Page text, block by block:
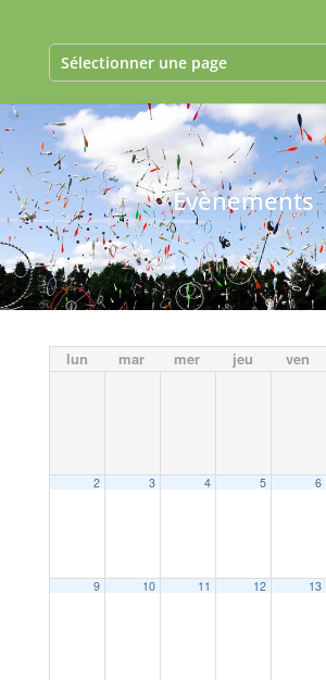
Sélectionner une page
Evènements
lun mar mer jeu ven
2 3 4 5 6
9 10 11 12 13